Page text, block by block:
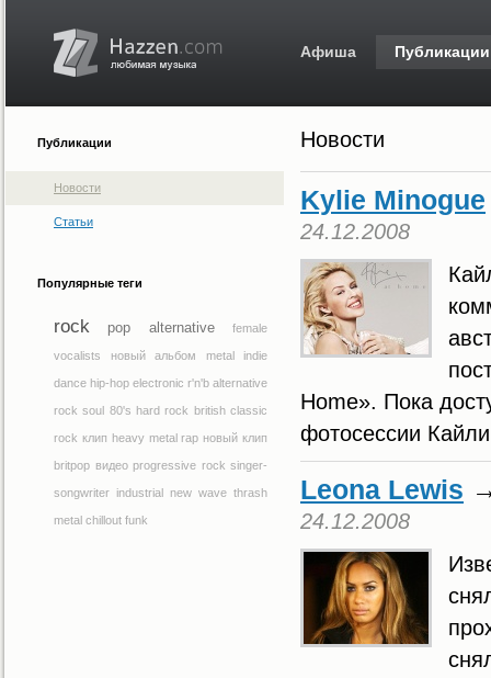
Афиша Публикации
Новости
Kylie Minogue
24.12.2008
Home». Пока
фотосессии
Leona Lewis
24.12.2008
Публикации
Новости
Статьи
Популярные теги
rock pop alternative female
vocalists новый альбом metal indie
dance hip-hop electronic r'n'b alternative
rock soul 80's hard rock british classic
rock клип heavy metal rap новый клип
britpop видео progressive rock singer-
songwriter industrial new wave thrash
metal chillout funk